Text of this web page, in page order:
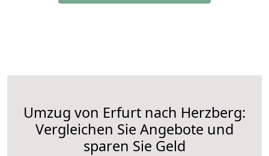
Umzug von Erfurt nach Herzberg:
Vergleichen Sie Angebote und
sparen Sie Geld